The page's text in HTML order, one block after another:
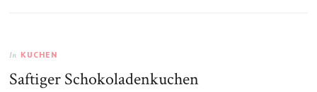
In KUCHEN
Saftiger Schokoladenkuchen